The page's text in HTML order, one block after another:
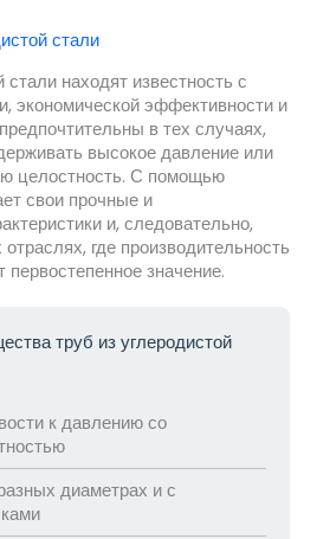
стали
находят известность с
экономической эффективности и
в тех случаях,
высокое давление или
целостность. С помощью
свои прочные и
и, следовательно,
где производительность
значение.
труб из углеродистой
к давлению со
диаметрах и с